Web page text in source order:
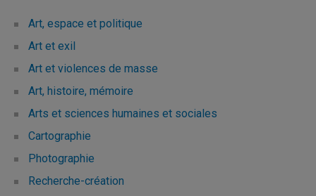
Art, espace et politique
Art et exil
Art et violences de masse
Art, histoire, mémoire
Arts et sciences humaines et sociales
Cartographie
Photographie
Recherche-création